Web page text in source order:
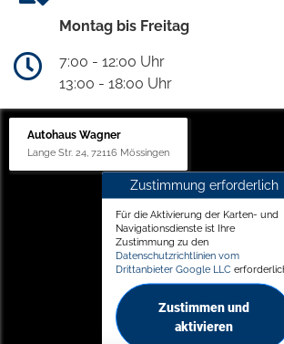
Montag bis Freitag
7:00 - 12:00 Uhr
13:00 - 18:00 Uhr
Autohaus Wagner
Lange Str. 24, 72116 Mössingen
Zustimmung erforderlich
Für die Aktivierung der Karten- und
Navigationsdienste ist Ihre
Zustimmung zu den
Datenschutzrichtlinien vom
Drittanbieter Google LLC
Zustimmen und
aktivieren